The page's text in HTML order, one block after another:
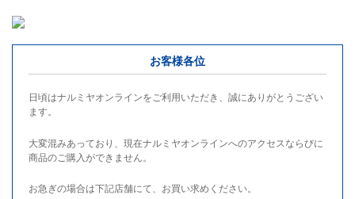
お客様各位
日頃はナルミヤオンラインをご利用いただき、誠にありがとうござい
ます。
大変混みあっており、現在ナルミヤオンラインへのアクセスならびに
商品のご購入ができません。
お急ぎの場合は下記店舗にて、お買い求めください。